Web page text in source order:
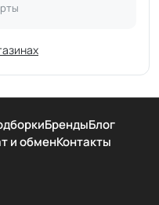
БрендыБлог
и обменКонтакты